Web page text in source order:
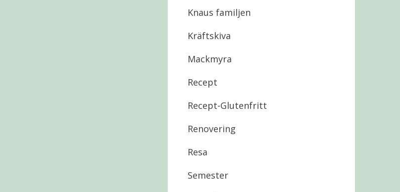
Knaus familjen
Kräftskiva
Mackmyra
Recept
Recept-Glutenfritt
Renovering
Resa
Semester